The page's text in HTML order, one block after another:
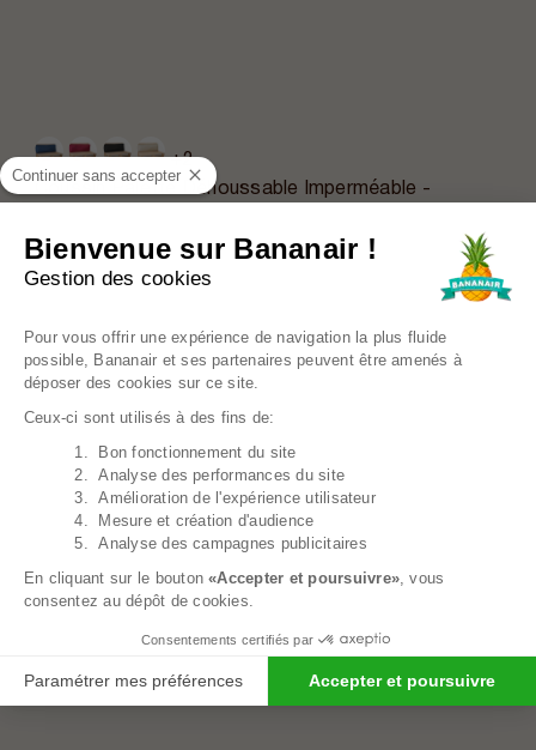
+2
Coussin Palette Déhoussable Imperméable -
EN PROMO
Continuer sans accepter
Bienvenue sur Bananair !
Gestion des cookies
Plateforme de Gestion du
Pour vous offrir une expérience de navigation la plus fluide
possible, Bananair et ses partenaires peuvent être amenés à
déposer des cookies sur ce site.
Ceux-ci sont utilisés à des fins de:
1. Bon fonctionnement du site
2. Analyse des performances du site
3. Amélioration de l'expérience utilisateur
4. Mesure et création d'audience
5. Analyse des campagnes publicitaires
En cliquant sur le bouton«Accepter et poursuivre» , vous
consentez au dépôt de cookies.
Consentements certifiés par
Paramétrer mes préférences Accepter et poursuivre
Axeptio consent